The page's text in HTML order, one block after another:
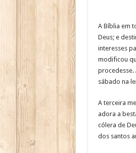
A Bíblia em
Deus; e
interesses
modificou
procedesse.
sábado na
A terceira
adora a
cólera de
dos santos